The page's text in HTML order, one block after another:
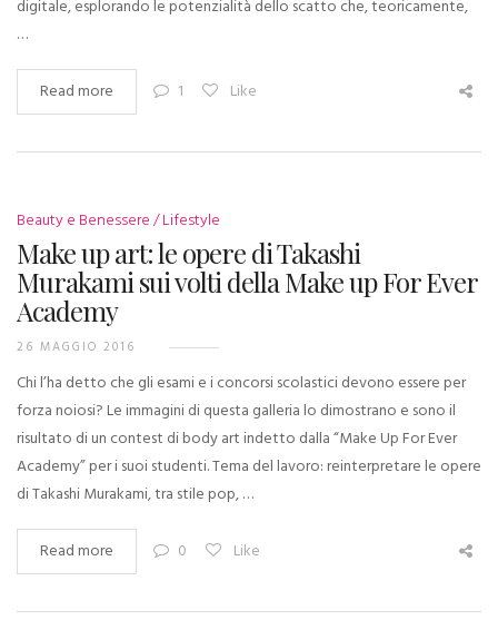
digitale, esplorando le potenzialità dello scatto che, teoricamente,
…
Read more 1 Like
Beauty e Benessere Lifestyle
Make up art: le opere di Takashi
Murakami sui volti della Make up For Ever
Academy
26 MAGGIO 2016
Chi l’ha detto che gli esami e i concorsi scolastici devono essere per
forza noiosi? Le immagini di questa galleria lo dimostrano e sono il
risultato di un contest di body art indetto dalla “Make Up For Ever
Academy” per i suoi studenti. Tema del lavoro: reinterpretare le opere
di Takashi Murakami, tra stile pop, …
Read more 0 Like